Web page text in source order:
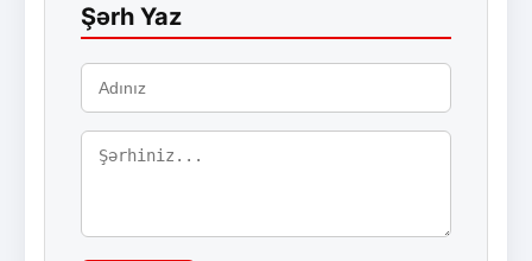
Şərh Yaz